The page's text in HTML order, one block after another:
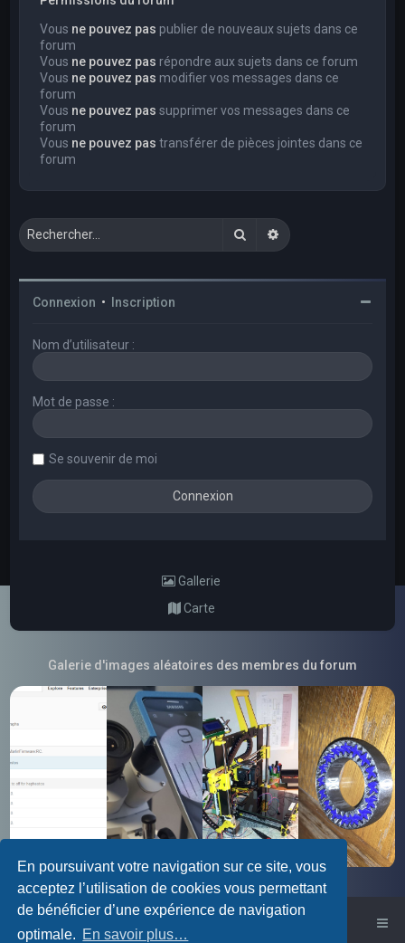
En poursuivant votre navigation sur ce site, vous
acceptez l’utilisation de cookies vous permettant
de bénéficier d’une expérience de navigation
optimale. En savoir plus…
Vous ne pouvez pas publier de nouveaux sujets dans ce
forum
Vous ne pouvez pas répondre aux sujets dans ce forum
Vous ne pouvez pas modifier vos messages dans ce
forum
Vous ne pouvez pas supprimer vos messages dans ce
forum
Vous ne pouvez pas transférer de pièces jointes dans ce
forum
RechercherRecherche avancée
Connexion • Inscription
Nom d’utilisateur :
Mot de passe :
Se souvenir de moi
Gallerie
Carte
Galerie d'images aléatoires des membres du forum